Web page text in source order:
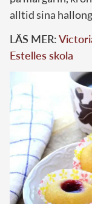
alltid sina
LÄS MER:
Estelles skola